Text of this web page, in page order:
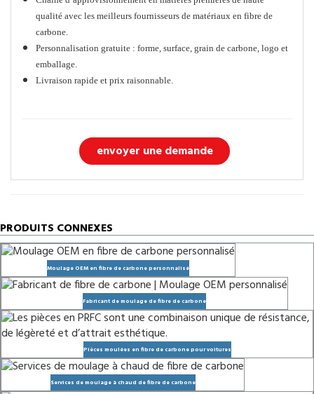
qualité avec les meilleurs fournisseurs de matériaux en fibre de
carbone.
Personnalisation gratuite : forme, surface, grain de carbone, logo et
emballage.
Livraison rapide et prix raisonnable.
envoyer une demande
PRODUITS CONNEXES
Moulage OEM en fibre de carbone personnalisé
Fabricant de moulage de fibre de carbone
Pièces moulées en fibre de carbone pour voitures
Services de moulage à chaud de fibre de carbone